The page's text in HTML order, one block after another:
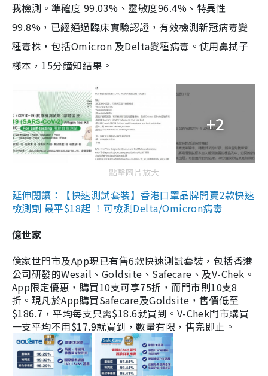
我檢測。準確度 99.03%、靈敏度96.4%、特異性
99.8%，已經通過臨床實驗認證，有效檢測新冠病毒變
種毒株，包括Omicron 及Delta變種病毒。使用鼻拭子
樣本，15分鐘知結果。
+2
點擊圖片放大
延伸閱讀：【快速測試套裝】香港口罩品牌開賣2款快速
檢測劑 最平$18起 ！可檢測Delta/Omicron病毒
億世家
億家世門市及App現已有售6款快速測試套裝，包括香港
公司研發的Wesail、Goldsite、Safecare、及V-Chek。
App限定優惠，購買10支可享75折，而門市則10支8
折。現凡於App購買Safecare及Goldsite，售價低至
$186.7，平均每支只需$18.6就買到。V-Chek門市購買
一支平均不用$17.9就買到，數量有限，售完即止。